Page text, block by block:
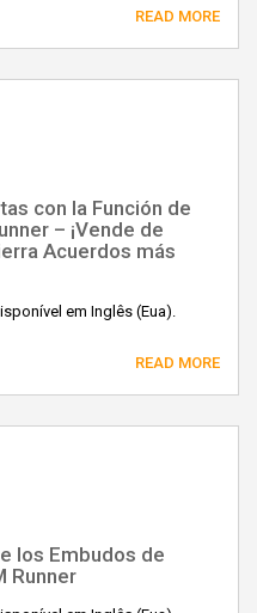
READ MORE
con la Función de
– ¡Vende de
Acuerdos más
em Inglês (Eua).
READ MORE
los Embudos de
Runner